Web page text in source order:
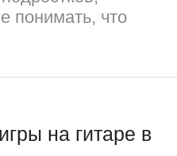
понимать, что
на гитаре в